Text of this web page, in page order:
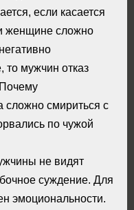
если касается
женщине сложно
то мужчин отказ
сложно смириться с
по чужой
не видят
суждение. Для
эмоциональности.